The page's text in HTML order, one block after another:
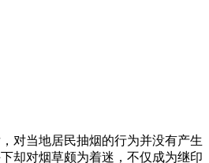
对当地居民抽烟的行为并没有产生
却对烟草颇为着迷，不仅成为继印